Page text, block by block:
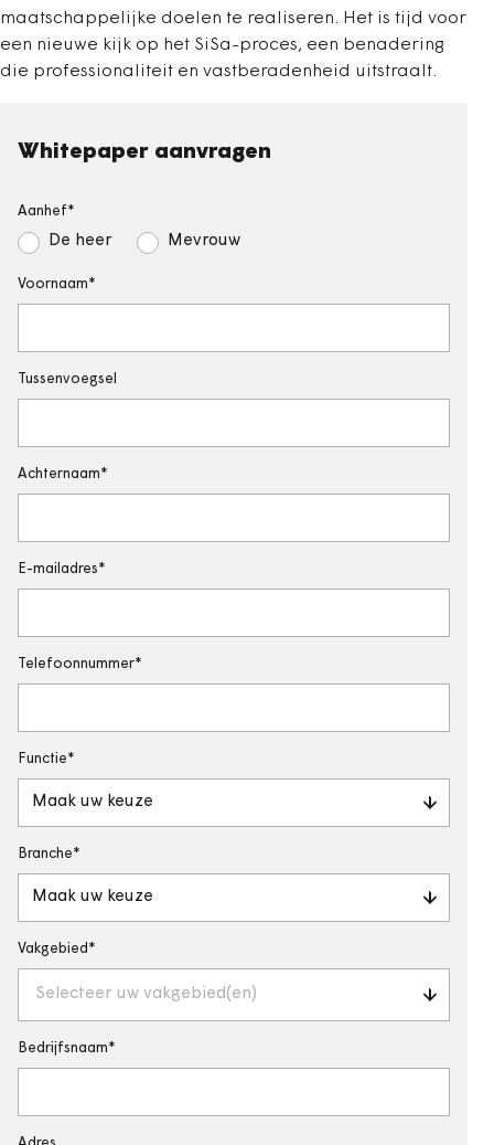
maatschappelijke doelen te realiseren. Het is tijd voor
een nieuwe kijk op het SiSa-proces, een benadering
die professionaliteit en vastberadenheid uitstraalt.
Whitepaper aanvragen
Aanhef
De heer Mevrouw
Voornaam
Tussenvoegsel
Achternaam
E-mailadres
Telefoonnummer
Functie
Maak uw keuze
Branche
Maak uw keuze
Vakgebied
Selecteer uw vakgebied(en)
Bedrijfsnaam